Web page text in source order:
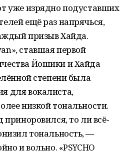
уже изрядно подуставших
ещё раз напрячься,
призыв Хайда.
ставшая первой
Йошики и Хайда
степени была
для вокалиста,
низкой тональности.
приноровился, то ли всё-
тональность, —
и вольно. «PSYCHO